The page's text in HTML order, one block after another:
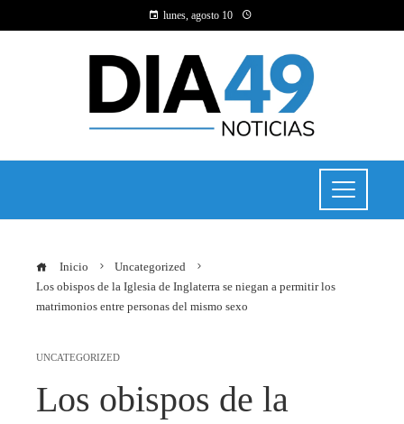
lunes, agosto 10
Inicio
Uncategorized
Los obispos de la Iglesia de Inglaterra se niegan a permitir los
matrimonios entre personas del mismo sexo
UNCATEGORIZED
Los obispos de la